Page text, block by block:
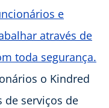
e
através de
toda segurança.
o Kindred
de serviços de